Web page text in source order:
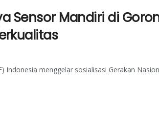
Sensor Mandiri di
Indonesia menggelar sosialisasi Gerakan